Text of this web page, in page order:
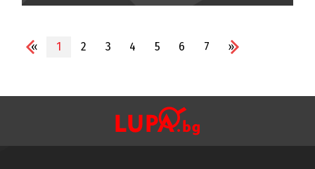
« 1 2 3 4 5 6 7 »